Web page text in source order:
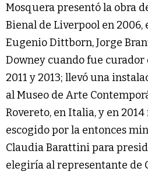
Mosquera presentó la obra
Bienal de Liverpool en
Eugenio Dittborn, Jorge
Downey cuando fue curador
2011 y 2013; llevó una
al Museo de Arte
Rovereto, en Italia, y en
escogido por la entonces
Claudia Barattini para
elegiría al representante de